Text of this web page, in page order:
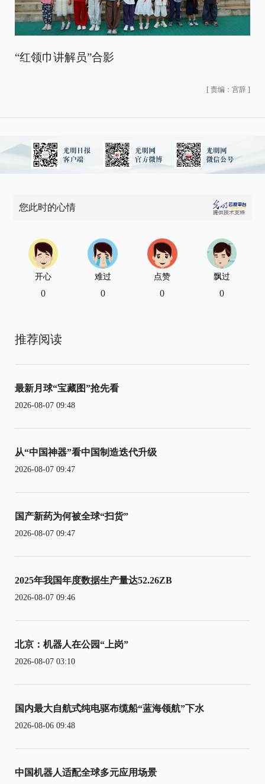
“红领巾讲解员”合影
[ 责编：宫辞 ]
您此时的心情
开心
0
难过
0
点赞
0
飘过
0
推荐阅读
最新月球“宝藏图”抢先看
2026-08-07 09:48
从“中国神器”看中国制造迭代升级
2026-08-07 09:47
国产新药为何被全球“扫货”
2026-08-07 09:47
2025年我国年度数据生产量达52.26ZB
2026-08-07 09:46
北京：机器人在公园“上岗”
2026-08-07 03:10
国内最大自航式纯电驱布缆船“蓝海领航”下水
2026-08-06 09:48
中国机器人适配全球多元应用场景